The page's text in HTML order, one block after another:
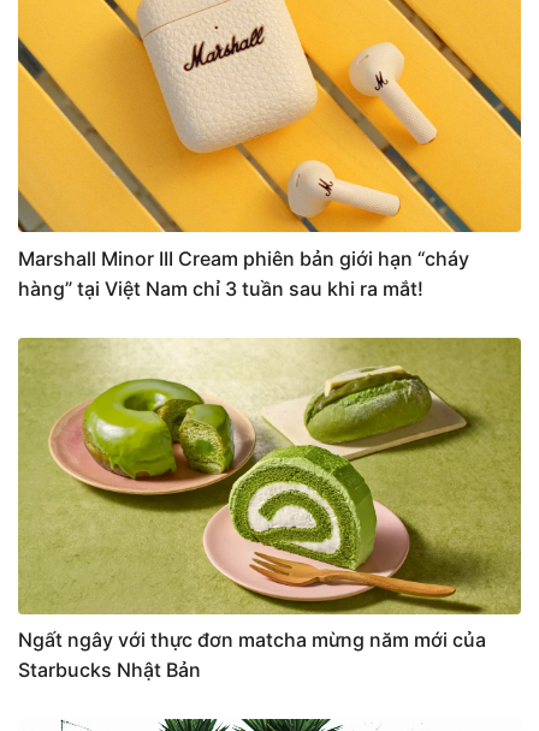
Marshall Minor III Cream phiên bản giới hạn “cháy
hàng” tại Việt Nam chỉ 3 tuần sau khi ra mắt!
Ngất ngây với thực đơn matcha mừng năm mới của
Starbucks Nhật Bản